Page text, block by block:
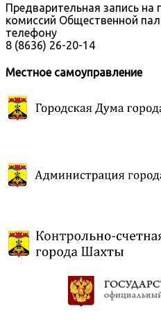
Предварительная запись на
комиссий Общественной
телефону
8 (8636) 26-20-14
Местное самоуправление